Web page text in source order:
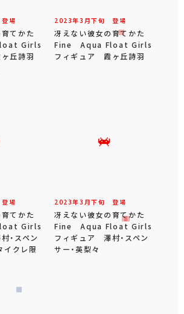
場
てかた
Girls
丘詩羽
2023年3 月下旬 登場
冴えない彼女の育てかた
Fine Aqua Float Girls
フィギュア 霞ヶ丘詩羽
場
てかた
Girls
・スペン
イクレ限
2023年3 月下旬 登場
冴えない彼女の育てかた
Fine Aqua Float Girls
フィギュア 澤村・スペン
サー・英梨々